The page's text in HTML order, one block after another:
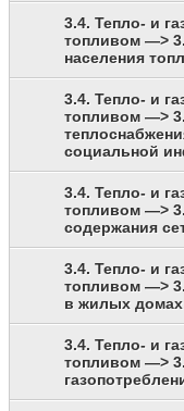
3.4. Тепло- и
топливом —>
населения
3.4. Тепло- и
топливом —>
социальной
3.4. Тепло- и
топливом —>
содержания
3.4. Тепло- и
топливом —>
в жилых домах
3.4. Тепло- и
топливом —>